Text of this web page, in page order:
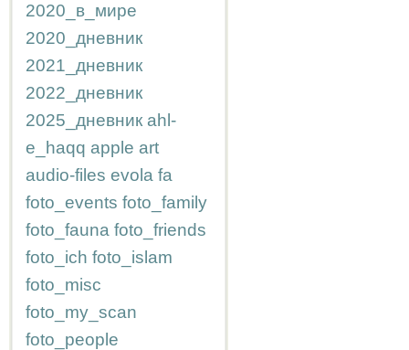
2020_в_мире
2020_дневник
2021_дневник
2022_дневник
2025_дневник ahl-
e_haqq apple art
audio-files evola fa
foto_events foto_family
foto_fauna foto_friends
foto_ich foto_islam
foto_misc
foto_my_scan
foto_people